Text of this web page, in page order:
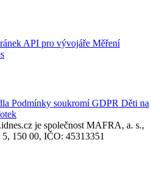
API pro vývojáře Měření
Podmínky soukromíGDPR Děti na
je společnost MAFRA, a. s.,
150 00, IČO: 45313351